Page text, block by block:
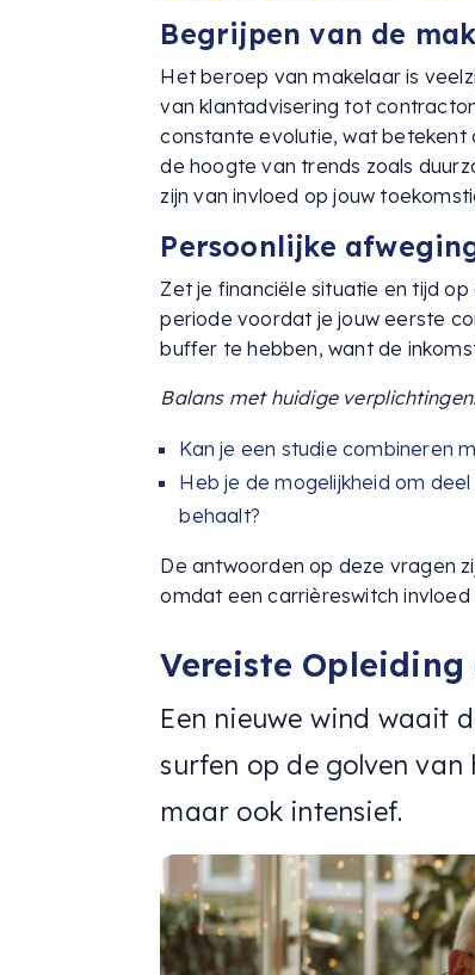
Begrijpen van de
Het beroep van makelaar is
van klantadvisering tot
constante evolutie, wat betekent
de hoogte van trends zoals
zijn van invloed op jouw
Persoonlijke
Zet je financiële situatie en tijd
periode voordat je jouw eerste
buffer te hebben, want de
Balans met huidige
Kan je een studie combineren
Heb je de mogelijkheid om
behaalt?
De antwoorden op deze vragen
omdat een carrièreswitch
Vereiste
Een nieuwe wind waait
surfen op de golven
maar ook intensief.